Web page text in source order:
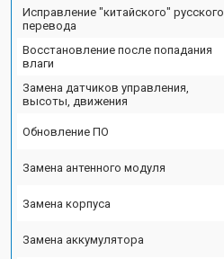
Исправление "китайского" русского
перевода
Восстановление после попадания
влаги
Замена датчиков управления,
высоты, движения
Обновление ПО
Замена антенного модуля
Замена корпуса
Замена аккумулятора